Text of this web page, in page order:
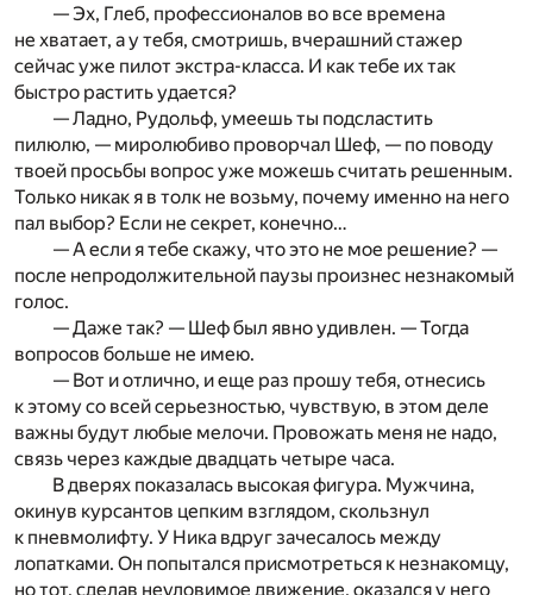
— Эх, Глеб, профессионалов во все времена
не хватает, а у тебя, смотришь, вчерашний стажер
сейчас уже пилот экстра-класса. И как тебе их так
быстро растить удается?
— Ладно, Рудольф, умеешь ты подсластить
пилюлю, — миролюбиво проворчал Шеф, — по поводу
твоей просьбы вопрос уже можешь считать решенным.
Только никак я в толк не возьму, почему именно на него
пал выбор? Если не секрет, конечно…
— А если я тебе скажу, что это не мое решение? —
после непродолжительной паузы произнес незнакомый
голос.
— Даже так? — Шеф был явно удивлен. — Тогда
вопросов больше не имею.
— Вот и отлично, и еще раз прошу тебя, отнесись
к этому со всей серьезностью, чувствую, в этом деле
важны будут любые мелочи. Провожать меня не надо,
связь через каждые двадцать четыре часа.
В дверях показалась высокая фигура. Мужчина,
окинув курсантов цепким взглядом, скользнул
к пневмолифту. У Ника вдруг зачесалось между
лопатками. Он попытался присмотреться к незнакомцу,
но тот, сделав неуловимое движение, оказался у него